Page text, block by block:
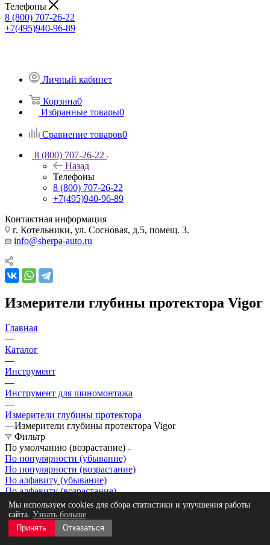
Телефоны
8 (800) 707-26-22
+7(495)940-96-89
Личный кабинет
Корзина0
Избранные товары0
Сравнение товаров0
8 (800) 707-26-22
Назад
Телефоны
8 (800) 707-26-22
+7(495)940-96-89
Контактная информация
г. Котельники, ул. Сосновая, д.5, помещ. 3.
info@sherpa-auto.ru
Измерители глубины протектора Vigor
Главная
—
Каталог
—
Инструмент
—
Инструмент для шиномонтажа
—
Измерители глубины протектора
—Измерители глубины протектора Vigor
Фильтр
По умолчанию (возрастание)
По популярности (убывание)
По популярности (возрастание)
По алфавиту (убывание)
По алфавиту (возрастание)
По цене (убывание)
По цене (возрастание)
Мы используем cookies для сбора статистики и улучшения работы
сайта. Узнать больше
Принять
Отказаться